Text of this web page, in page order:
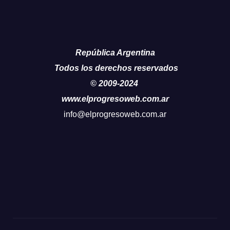
República Argentina
Todos los derechos reservados
© 2009-2024
www.elprogresoweb.com.ar
info@elprogresoweb.com.ar